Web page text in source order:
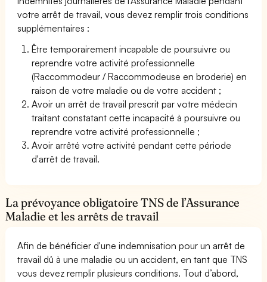
votre arrêt de travail, vous devez remplir trois conditions
supplémentaires :
Être temporairement incapable de poursuivre ou
reprendre votre activité professionnelle
(Raccommodeur / Raccommodeuse en broderie) en
raison de votre maladie ou de votre accident ;
Avoir un arrêt de travail prescrit par votre médecin
traitant constatant cette incapacité à poursuivre ou
reprendre votre activité professionnelle ;
Avoir arrêté votre activité pendant cette période
d'arrêt de travail.
La prévoyance obligatoire TNS de l’Assurance
Maladie et les arrêts de travail
Afin de bénéficier d'une indemnisation pour un arrêt de
travail dû à une maladie ou un accident, en tant que TNS
vous devez remplir plusieurs conditions. Tout d’abord,